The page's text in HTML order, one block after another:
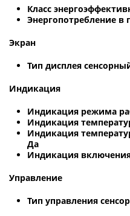
Класс
Энергопотребление в
Экран
Тип дисплея
Индикация
Индикация режима
Индикация
Индикация
Да
Индикация
Управление
Тип управления